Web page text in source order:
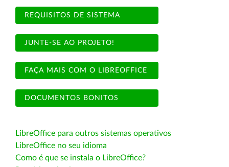
REQUISITOS DE SISTEMA
JUNTE-SE AO PROJETO!
FAÇA MAIS COM O LIBREOFFICE
DOCUMENTOS BONITOS
LibreOffice para outros sistemas operativos
LibreOffice no seu idioma
Como é que se instala o LibreOffice?